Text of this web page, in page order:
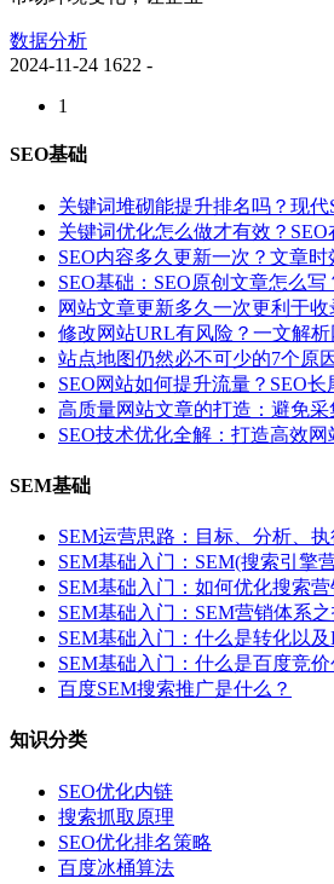
数据分析
2024-11-24 1622 -
1
SEO基础
关键词堆砌能提升排名吗？现代
关键词优化怎么做才有效？
SEO内容多久更新一次？文章
SEO基础：SEO原创文章怎么写
网站文章更新多久一次更利于
修改网站URL有风险？一文解
站点地图仍然必不可少的7个原因
SEO网站如何提升流量？SEO长
高质量网站文章的打造：避免
SEO技术优化全解：打造高效
SEM基础
SEM运营思路：目标、分析、
SEM基础入门：SEM(搜索引擎
SEM基础入门：如何优化搜索
SEM基础入门：SEM营销体系
SEM基础入门：什么是转化以及
SEM基础入门：什么是百度竞价
百度SEM搜索推广是什么？
知识分类
SEO优化内链
搜索抓取原理
SEO优化排名策略
百度冰桶算法